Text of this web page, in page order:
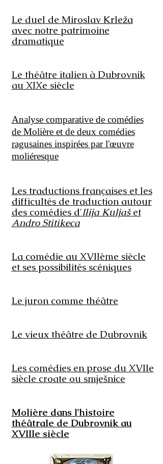
Le duel de Miroslav Krleža
avec notre patrimoine
dramatique
Le théâtre italien à Dubrovnik
au XIXe siècle
Analyse comparative de comédies
de Molière et de deux comédies
ragusaines inspirées par l'œuvre
moliéresque
Les traductions françaises et les
difficultés de traduction autour
des comédies d'Ilija Kuljašet
Andro Stitikeca
La comédie au XVIIème siècle
et ses possibilités scéniques
Le juron comme théâtre
Le vieux théâtre de Dubrovnik
Les comédies en prose du XVIIe
siècle croate ou smješnice
Molière dans l'histoire
théâtrale de Dubrovnik au
XVIIIe siècle